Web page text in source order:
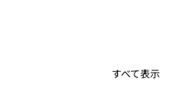
すべて表示